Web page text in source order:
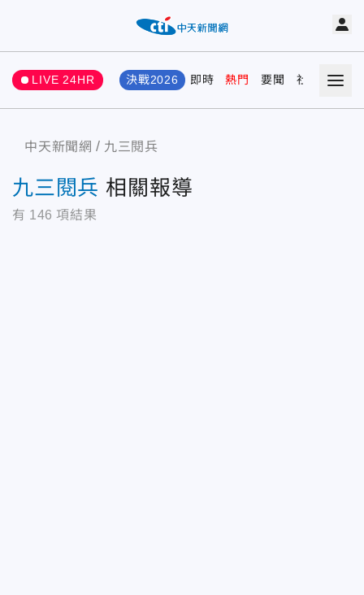
LIVE 24HR 決戰2026 即時 熱門 要聞 社會 娛樂
中天新聞網 九三閱兵
九三閱兵 相關報導
有 146 項結果